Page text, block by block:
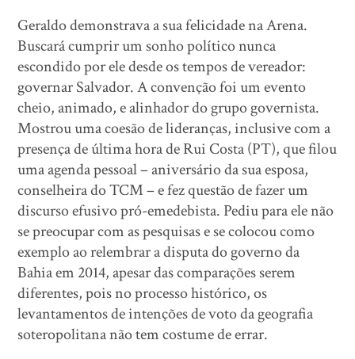
Geraldo demonstrava a sua felicidade na Arena.
Buscará cumprir um sonho político nunca
escondido por ele desde os tempos de vereador:
governar Salvador. A convenção foi um evento
cheio, animado, e alinhador do grupo governista.
Mostrou uma coesão de lideranças, inclusive com a
presença de última hora de Rui Costa (PT), que filou
uma agenda pessoal – aniversário da sua esposa,
conselheira do TCM – e fez questão de fazer um
discurso efusivo pró-emedebista. Pediu para ele não
se preocupar com as pesquisas e se colocou como
exemplo ao relembrar a disputa do governo da
Bahia em 2014, apesar das comparações serem
diferentes, pois no processo histórico, os
levantamentos de intenções de voto da geografia
soteropolitana não tem costume de errar.